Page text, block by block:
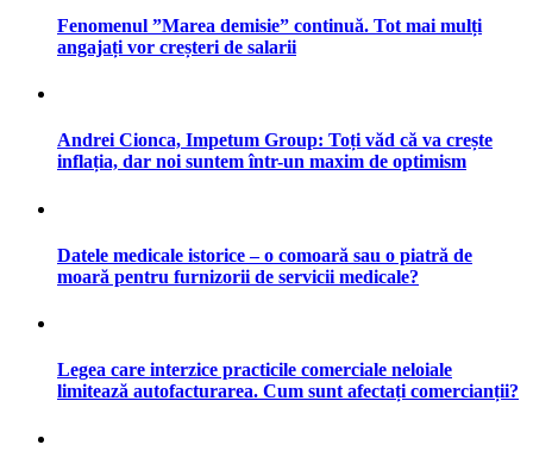
Fenomenul ”Marea demisie” continuă. Tot mai mulți
angajați vor creșteri de salarii
Andrei Cionca, Impetum Group: Toți văd că va crește
inflația, dar noi suntem într-un maxim de optimism
Datele medicale istorice – o comoară sau o piatră de
moară pentru furnizorii de servicii medicale?
Legea care interzice practicile comerciale neloiale
limitează autofacturarea. Cum sunt afectați comercianții?